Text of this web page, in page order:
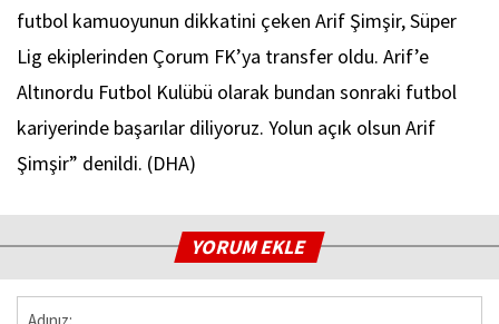
futbol kamuoyunun dikkatini çeken Arif Şimşir, Süper
Lig ekiplerinden Çorum FK’ya transfer oldu. Arif’e
Altınordu Futbol Kulübü olarak bundan sonraki futbol
kariyerinde başarılar diliyoruz. Yolun açık olsun Arif
Şimşir” denildi. (DHA)
YORUM EKLE